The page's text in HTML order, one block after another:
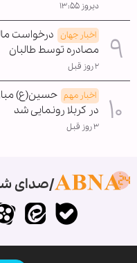
دیروز ۱۳:۵۵
اخبار جهان درخواست
مصادره توسط طالبان
۲ روز قبل
اخبار مهم حسین(ع)
در کربلا رونمایی شد
۳ روز قبل
صدای